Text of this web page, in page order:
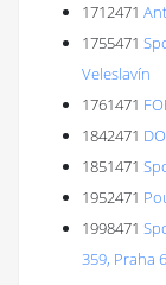
1712471
1755471
Veleslavín
1761471
1842471
1851471
1952471
1998471
359, Praha 6